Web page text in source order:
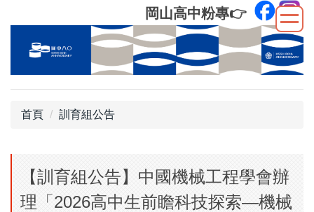
到
內
岡山高中粉專👉
首頁 訓育組公告
【訓育組公告】中國機械工程學會辦
理「2026高中生前瞻科技探索—機械